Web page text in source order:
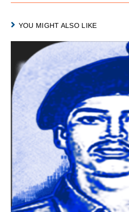
YOU MIGHT ALSO LIKE